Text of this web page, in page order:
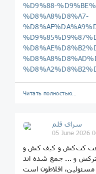
%D9%88-
%D8%A8%D8%A7-
Читать полностью…
سرای قلم
05 June 2026
کت‌کش و کیف کش و